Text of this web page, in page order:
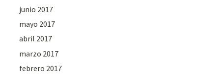
junio 2017
mayo 2017
abril 2017
marzo 2017
febrero 2017